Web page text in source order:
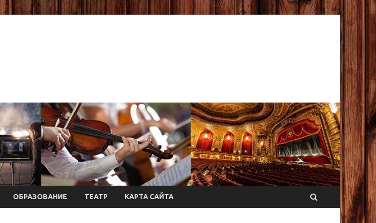
ОБРАЗОВАНИЕ ТЕАТР КАРТА САЙТА